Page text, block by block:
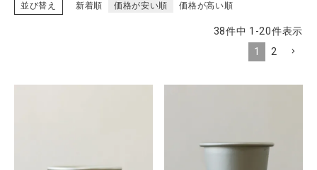
ナチュラル服
並び替え 新着順 価格が安い順 価格が高い順
38件中 1 -20件表示
1
2